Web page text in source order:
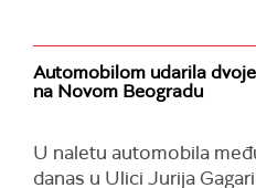
Automobilom udarila
na Novom Beogradu
U naletu automobila
danas u Ulici Jurija